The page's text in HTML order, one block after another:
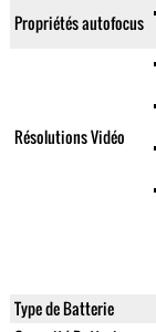
Propriétés autofocus
Résolutions Vidéo
Type de Batterie